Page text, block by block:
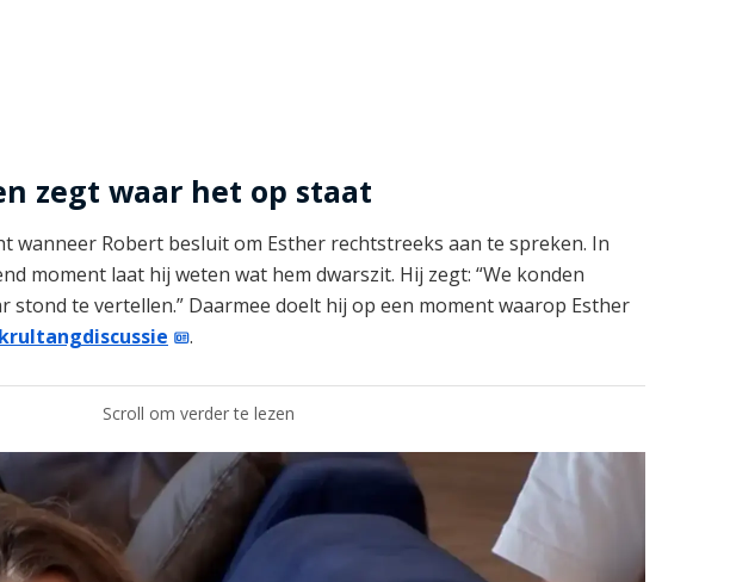
zegt waar het op staat
wanneer Robert besluit om Esther rechtstreeks aan te spreken. In
moment laat hij weten wat hem dwarszit. Hij zegt: “We konden
stond te vertellen.” Daarmee doelt hij op een moment waarop Esther
krultangdiscussie .
Scroll om verder te lezen